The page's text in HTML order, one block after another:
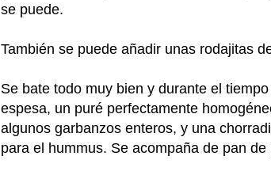
se puede.
También se puede añadir unas rodajitas
Se bate todo muy bien y durante el
espesa, un puré perfectamente
algunos garbanzos enteros, y una
para el hummus. Se acompaña de pan de